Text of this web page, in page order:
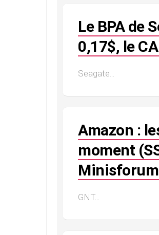
Le BPA de
0,17$, le
Seagate...
Amazon :
moment
Minisforum
GNT...